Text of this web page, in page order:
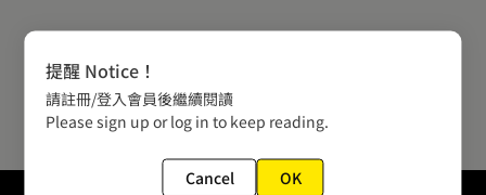
提醒 Notice！
請註冊/登入會員後繼續閱讀
Please sign up or log in to keep reading.
Cancel OK